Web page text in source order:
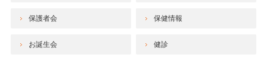
保護者会 保健情報
お誕生会 健診